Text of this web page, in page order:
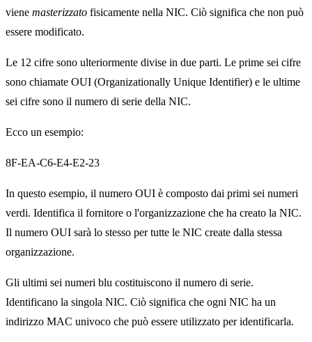
viene masterizzato fisicamente nella NIC. Ciò significa che non può
essere modificato.
Le 12 cifre sono ulteriormente divise in due parti. Le prime sei cifre
sono chiamate OUI (Organizationally Unique Identifier) ​​e le ultime
sei cifre sono il numero di serie della NIC.
Ecco un esempio:
8F-EA-C6-E4-E2-23
In questo esempio, il numero OUI è composto dai primi sei numeri
verdi. Identifica il fornitore o l'organizzazione che ha creato la NIC.
Il numero OUI sarà lo stesso per tutte le NIC create dalla stessa
organizzazione.
Gli ultimi sei numeri blu costituiscono il numero di serie.
Identificano la singola NIC. Ciò significa che ogni NIC ha un
indirizzo MAC univoco che può essere utilizzato per identificarla.